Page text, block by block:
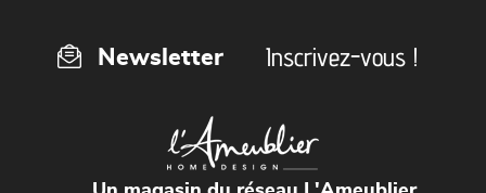
Newsletter Inscrivez-vous !